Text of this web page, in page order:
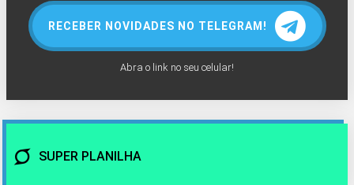
RECEBER NOVIDADES NO TELEGRAM!
Abra o link no seu celular!
SUPER PLANILHA